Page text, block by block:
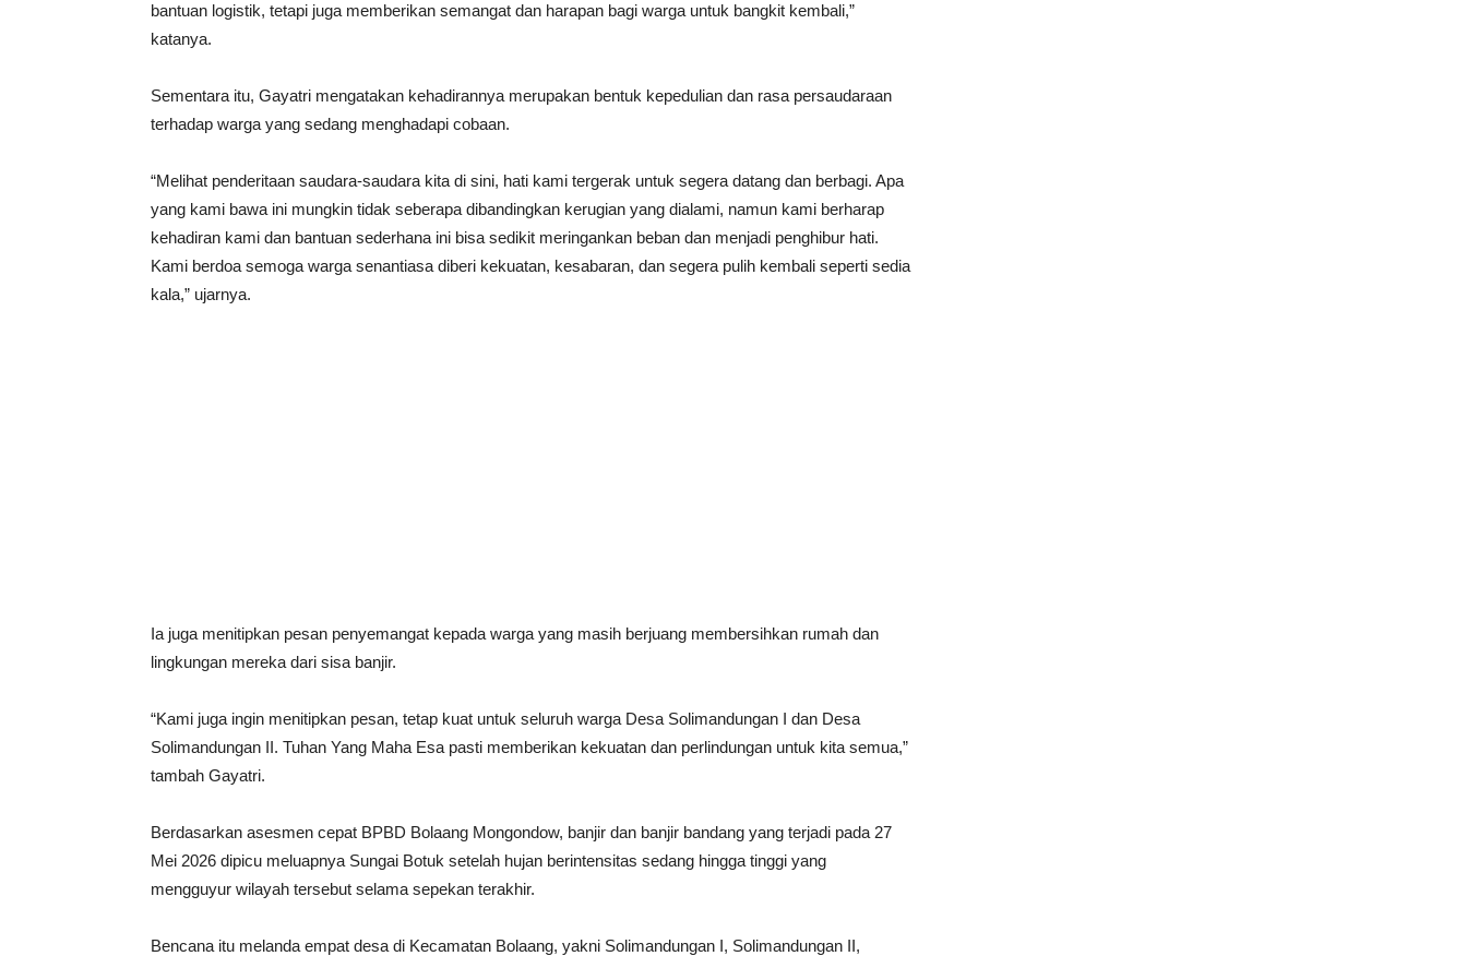
bantuan logistik, tetapi juga memberikan semangat dan harapan bagi warga untuk bangkit kembali,”
katanya.
Sementara itu, Gayatri mengatakan kehadirannya merupakan bentuk kepedulian dan rasa persaudaraan
terhadap warga yang sedang menghadapi cobaan.
“Melihat penderitaan saudara-saudara kita di sini, hati kami tergerak untuk segera datang dan berbagi. Apa
yang kami bawa ini mungkin tidak seberapa dibandingkan kerugian yang dialami, namun kami berharap
kehadiran kami dan bantuan sederhana ini bisa sedikit meringankan beban dan menjadi penghibur hati.
Kami berdoa semoga warga senantiasa diberi kekuatan, kesabaran, dan segera pulih kembali seperti sedia
kala,” ujarnya.
Ia juga menitipkan pesan penyemangat kepada warga yang masih berjuang membersihkan rumah dan
lingkungan mereka dari sisa banjir.
“Kami juga ingin menitipkan pesan, tetap kuat untuk seluruh warga Desa Solimandungan I dan Desa
Solimandungan II. Tuhan Yang Maha Esa pasti memberikan kekuatan dan perlindungan untuk kita semua,”
tambah Gayatri.
Berdasarkan asesmen cepat BPBD Bolaang Mongondow, banjir dan banjir bandang yang terjadi pada 27
Mei 2026 dipicu meluapnya Sungai Botuk setelah hujan berintensitas sedang hingga tinggi yang
mengguyur wilayah tersebut selama sepekan terakhir.
Bencana itu melanda empat desa di Kecamatan Bolaang, yakni Solimandungan I, Solimandungan II,